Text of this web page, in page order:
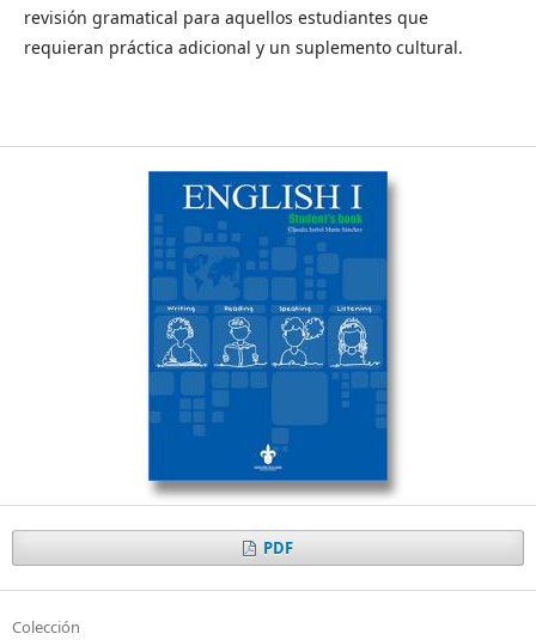
revisión gramatical para aquellos estudiantes que
requieran práctica adicional y un suplemento cultural.
PDF
Colección